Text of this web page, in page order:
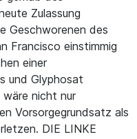
Zulassung
Geschworenen des
Francisco einstimmig
einer
und Glyphosat
nicht nur
Vorsorgegrundsatz als
DIE LINKE